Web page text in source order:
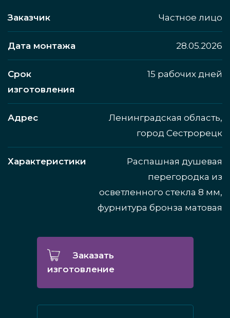
Заказчик Частное лицо
Дата монтажа 28.05.2026
Срок
изготовления
15 рабочих дней
Адрес
Ленинградская область,
город Сестрорецк
Характеристики
Распашная душевая
перегородка из
осветленного стекла 8 мм,
фурнитура бронза матовая
Заказать
изготовление